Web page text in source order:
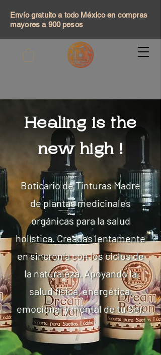
Envío gratuito a todo México en compras
mayores a 900 pesos
Healing is the
new high !
Boticario de Tinturas Madre
de plantas medicinales
orgánicas para la salud
holística. Creadas lentamente
en sincronía con los ciclos de
la naturaleza. Apoyando la
salud física, energética,
emocional y mental de tu Ser.